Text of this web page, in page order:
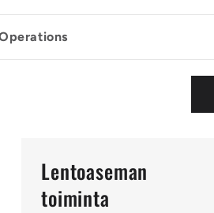
Lentoaseman
toiminta